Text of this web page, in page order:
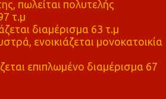
πωλείται πολυτελής
τ.μ
διαμέρισμα 63 τ.μ
ενοικιάζεται μονοκατοικία
επιπλωμένο διαμέρισμα 67